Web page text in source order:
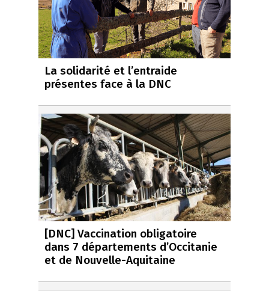
La solidarité et l’entraide
présentes face à la DNC
[DNC] Vaccination obligatoire
dans 7 départements d’Occitanie
et de Nouvelle-Aquitaine